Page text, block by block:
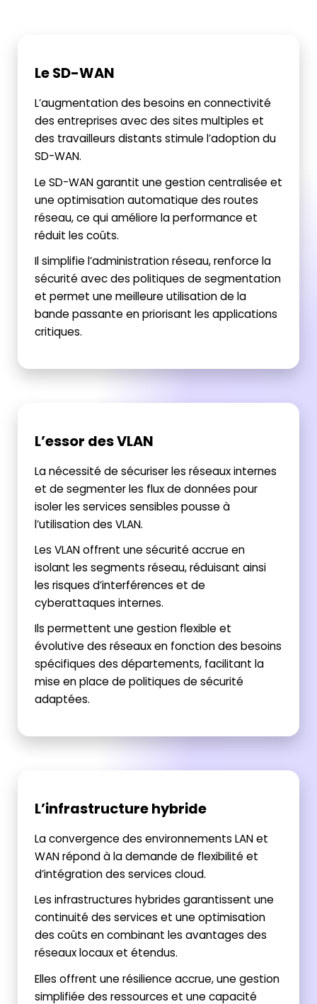
Le SD-WAN
L’augmentation des besoins en connectivité
des entreprises avec des sites multiples et
des travailleurs distants stimule l’adoption du
SD-WAN.
Le SD-WAN garantit une gestion centralisée et
une optimisation automatique des routes
réseau, ce qui améliore la performance et
réduit les coûts.
Il simplifie l’administration réseau, renforce la
sécurité avec des politiques de segmentation
et permet une meilleure utilisation de la
bande passante en priorisant les applications
critiques.
L’essor des VLAN
La nécessité de sécuriser les réseaux internes
et de segmenter les flux de données pour
isoler les services sensibles pousse à
l’utilisation des VLAN.
Les VLAN offrent une sécurité accrue en
isolant les segments réseau, réduisant ainsi
les risques d’interférences et de
cyberattaques internes.
Ils permettent une gestion flexible et
évolutive des réseaux en fonction des besoins
spécifiques des départements, facilitant la
mise en place de politiques de sécurité
adaptées.
L’infrastructure hybride
La convergence des environnements LAN et
WAN répond à la demande de flexibilité et
d’intégration des services cloud.
Les infrastructures hybrides garantissent une
continuité des services et une optimisation
des coûts en combinant les avantages des
réseaux locaux et étendus.
Elles offrent une résilience accrue, une gestion
simplifiée des ressources et une capacité